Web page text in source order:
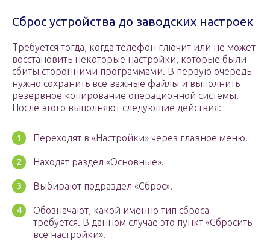
Сброс устройства до заводских настроек
Требуется тогда, когда телефон глючит или не может
восстановить некоторые настройки, которые были
сбиты сторонними программами. В первую очередь
нужно сохранить все важные файлы и выполнить
резервное копирование операционной системы.
После этого выполняют следующие действия:
Переходят в «Настройки» через главное меню.
Находят раздел «Основные».
Выбирают подраздел «Сброс».
Обозначают, какой именно тип сброса
требуется. В данном случае это пункт «Сбросить
все настройки».